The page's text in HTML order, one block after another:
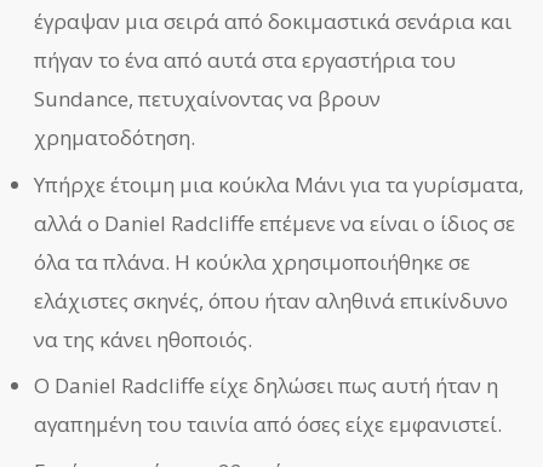
έγραψαν μια σειρά από δοκιμαστικά σενάρια και
πήγαν το ένα από αυτά στα εργαστήρια του
Sundance, πετυχαίνοντας να βρουν
χρηματοδότηση.
Υπήρχε έτοιμη μια κούκλα Μάνι για τα γυρίσματα,
αλλά ο Daniel Radcliffe επέμενε να είναι ο ίδιος σε
όλα τα πλάνα. Η κούκλα χρησιμοποιήθηκε σε
ελάχιστες σκηνές, όπου ήταν αληθινά επικίνδυνο
να της κάνει ηθοποιός.
Ο Daniel Radcliffe είχε δηλώσει πως αυτή ήταν η
αγαπημένη του ταινία από όσες είχε εμφανιστεί.